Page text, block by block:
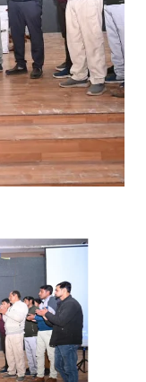
’
:
गां
वों
की
आ
त्मा
को
डि